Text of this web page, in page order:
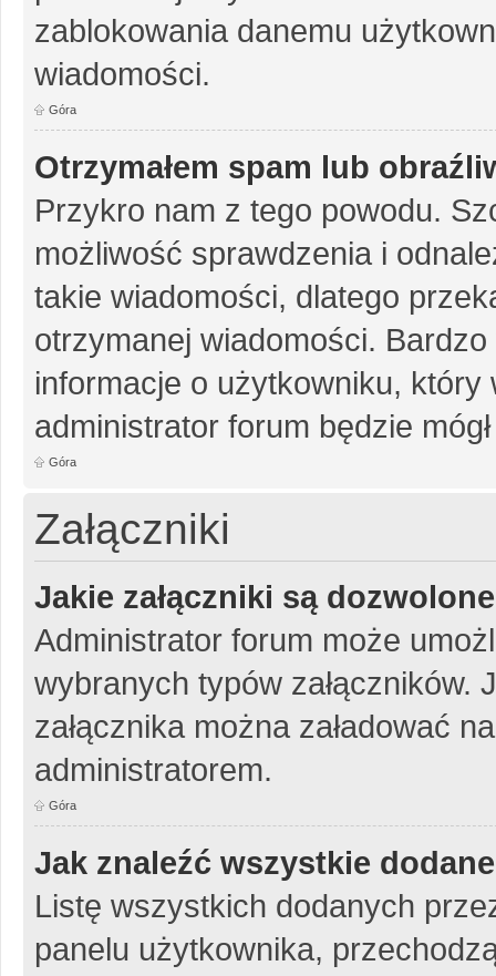
zablokowania danemu
wiadomości.
Góra
Otrzymałem spam lub
Przykro nam z tego powodu.
możliwość sprawdzenia i
takie wiadomości, dlatego
otrzymanej wiadomości.
informacje o użytkowniku, który
administrator forum będzie
Góra
Załączniki
Jakie załączniki są
Administrator forum może
wybranych typów załączników.
załącznika można załadować
administratorem.
Góra
Jak znaleźć wszystkie
Listę wszystkich dodanych
panelu użytkownika,